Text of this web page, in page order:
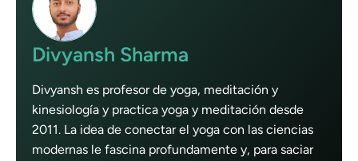
Divyansh Sharma
Divyansh es profesor de yoga, meditación y
kinesiología y practica yoga y meditación desde
2011. La idea de conectar el yoga con las ciencias
modernas le fascina profundamente y, para saciar